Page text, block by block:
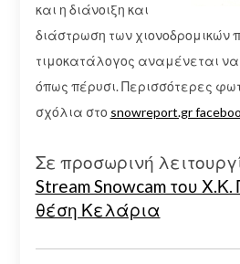
και η διάνοιξη και
διάστρωση των χιονοδρομικών
τιμοκατάλογος αναμένεται
όπως πέρυσι. Περισσότερες
σχόλια στο snowreport.gr
Σε προσωρινή
Stream Snowcam του
θέση Κελάρια